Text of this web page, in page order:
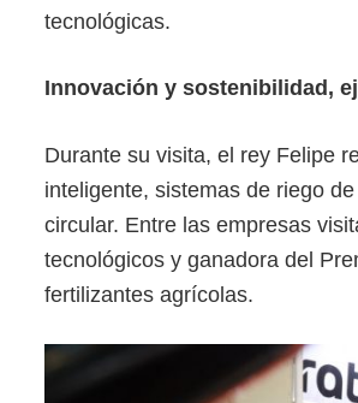
tecnológicas.
Innovación y sostenibilidad,
Durante su visita, el rey Felipe
inteligente, sistemas de riego
circular. Entre las empresas
tecnológicos y ganadora del
fertilizantes agrícolas.